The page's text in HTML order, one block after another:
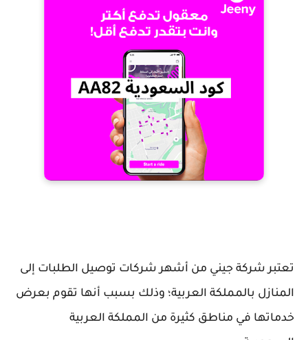
تعتبر شركة جيني من أشهر شركات توصيل الطلبات إلى
المنازل بالمملكة العربية؛ وذلك بسبب أنها تقوم بعرض
خدماتها في مناطق كثيرة من المملكة العربية